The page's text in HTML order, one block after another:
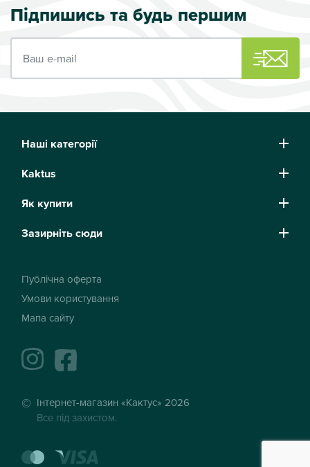
Підпишись та будь першим
Наші категорії
Kaktus
Як купити
Зазирніть сюди
Публічна оферта
Умови користування
Мапа сайту
instagramfacebook
Інтернет-магазин «Кактус» 2026
Все під захистом.
mastercard